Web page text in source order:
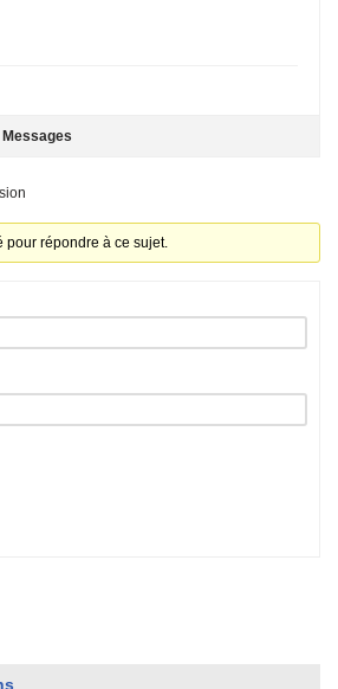
Messages
pour répondre à ce sujet.